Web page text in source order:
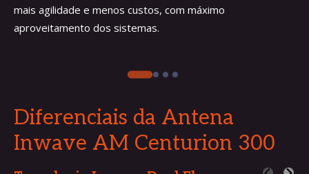
mais agilidade e menos custos, com máximo
aproveitamento dos sistemas.
Diferenciais da Antena
Inwave AM Centurion 300